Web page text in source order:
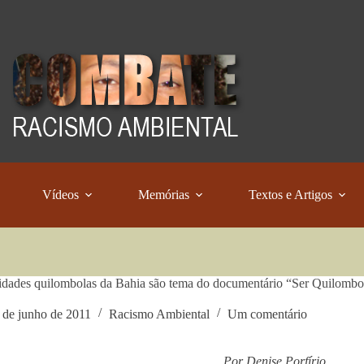
Vídeos Memórias Textos e Artigos
quilombolas da Bahia são tema do documentário “Ser
junho de 2011 Racismo Ambiental Um comentário
Por Denise Porfírio